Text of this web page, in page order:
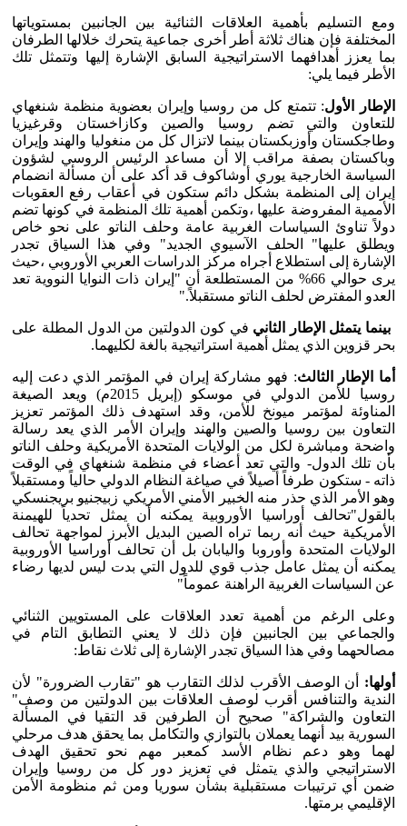
ومع التسليم بأهمية العلاقات الثنائية بين الجانبين بمستوياتها
المختلفة فإن هناك ثلاثة أطر أخرى جماعية يتحرك خلالها الطرفان
بما يعزز أهدافهما الاستراتيجية السابق الإشارة إليها وتتمثل تلك
الأطر فيما يلي:
الإطار الأول: تتمتع كل من روسيا وإيران بعضوية منظمة شنغهاي
للتعاون والتي تضم روسيا والصين وكازاخستان وقرغيزيا
وطاجكستان وأوزبكستان بينما لاتزال كل من منغوليا والهند وإيران
وباكستان بصفة مراقب إلا أن مساعد الرئيس الروسي لشؤون
السياسة الخارجية يوري أوشاكوف قد أكد على أن مسألة انضمام
إيران إلى المنظمة بشكل دائم ستكون في أعقاب رفع العقوبات
الأممية المفروضة عليها ،وتكمن أهمية تلك المنظمة في كونها تضم
دولاً تناوئ السياسات الغربية عامة وحلف الناتو على نحو خاص
ويطلق عليها" الحلف الآسيوي الجديد" وفي هذا السياق تجدر
الإشارة إلى استطلاع أجراه مركز الدراسات العربي الأوروبي ،حيث
يرى حوالي 66% من المستطلعة أن "إيران ذات النوايا النووية تعد
العدو المفترض لحلف الناتو مستقبلاً."
بينما يتمثل الإطار الثاني في كون الدولتين من الدول المطلة على
بحر قزوين الذي يمثل أهمية استراتيجية بالغة لكليهما.
أما الإطار الثالث: فهو مشاركة إيران في المؤتمر الذي دعت إليه
روسيا للأمن الدولي في موسكو (إبريل 2015م) ويعد الصيغة
المناوئة لمؤتمر ميونخ للأمن، وقد استهدف ذلك المؤتمر تعزيز
التعاون بين روسيا والصين والهند وإيران الأمر الذي يعد رسالة
واضحة ومباشرة لكل من الولايات المتحدة الأمريكية وحلف الناتو
بأن تلك الدول- والتي تعد أعضاء في منظمة شنغهاي في الوقت
ذاته - ستكون طرفاً أصيلاً في صياغة النظام الدولي حالياً ومستقبلاً
وهو الأمر الذي حذر منه الخبير الأمني الأمريكي زبيجنيو بريجنسكي
بالقول"تحالف أوراسيا الأوروبية يمكنه أن يمثل تحدياً للهيمنة
الأمريكية حيث أنه ربما تراه الصين البديل الأبرز لمواجهة تحالف
الولايات المتحدة وأوروبا واليابان بل أن تحالف أوراسيا الأوروبية
يمكنه أن يمثل عامل جذب قوي للدول التي بدت ليس لديها رضاء
عن السياسات الغربية الراهنة عموماً"
وعلى الرغم من أهمية تعدد العلاقات على المستويين الثنائي
والجماعي بين الجانبين فإن ذلك لا يعني التطابق التام في
مصالحهما وفي هذا السياق تجدر الإشارة إلى ثلاث نقاط:
أولها: أن الوصف الأقرب لذلك التقارب هو "تقارب الضرورة" لأن
الندية والتنافس أقرب لوصف العلاقات بين الدولتين من وصف"
التعاون والشراكة" صحيح أن الطرفين قد التقيا في المسألة
السورية بيد أنهما يعملان بالتوازي والتكامل بما يحقق هدف مرحلي
لهما وهو دعم نظام الأسد كمعبر مهم نحو تحقيق الهدف
الاستراتيجي والذي يتمثل في تعزيز دور كل من روسيا وإيران
ضمن أي ترتيبات مستقبلية بشأن سوريا ومن ثم منظومة الأمن
الإقليمي برمتها.